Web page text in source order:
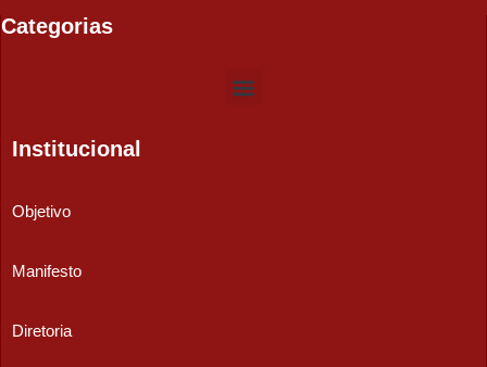
Categorias
Institucional
Objetivo
Manifesto
Diretoria